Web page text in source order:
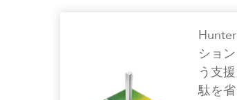
ショ
う支
駄を